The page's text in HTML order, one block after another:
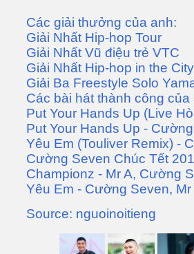
Các giải thưởng của anh:
Giải Nhất Hip-hop Tour
Giải Nhất Vũ điệu trẻ VTC
Giải Nhất Hip-hop in the City
Giải Ba Freestyle Solo
Các bài hát thành công của
Put Your Hands Up (Live
Put Your Hands Up -
Yêu Em (Touliver Remix) -
Cường Seven Chúc Tết
Championz - Mr A, Cường
Yêu Em - Cường Seven, Mr
Source: nguoinoitieng